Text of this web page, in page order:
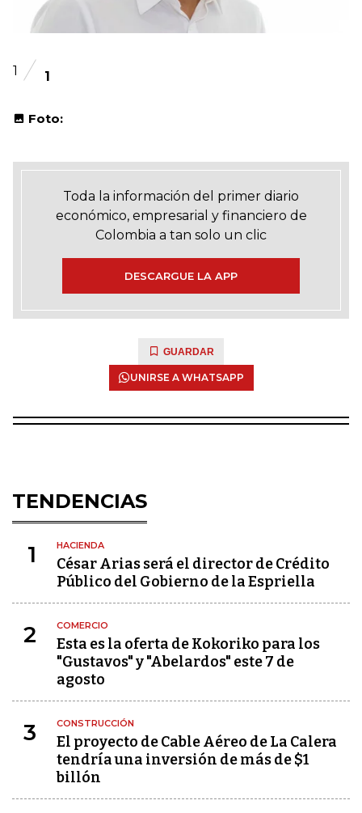
1 1
Foto:
Toda la información del primer diario
económico, empresarial y financiero de
Colombia a tan solo un clic
DESCARGUE LA APP
GUARDAR
UNIRSE A WHATSAPP
TENDENCIAS
1 HACIENDA
César Arias será el director de Crédito
Público del Gobierno de la Espriella
2 COMERCIO
Esta es la oferta de Kokoriko para los
"Gustavos" y "Abelardos" este 7 de
agosto
3 CONSTRUCCIÓN
El proyecto de Cable Aéreo de La Calera
tendría una inversión de más de $1
billón